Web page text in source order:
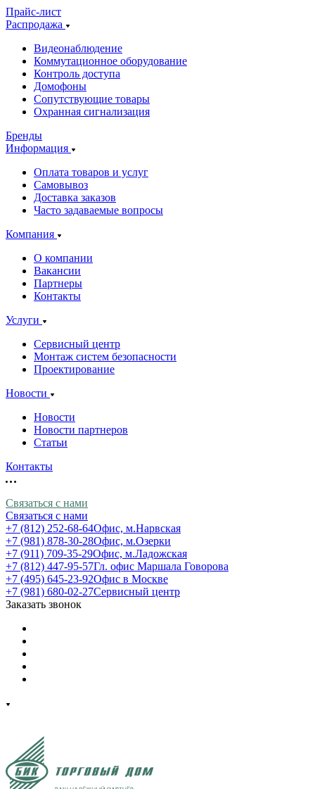
Прайс-лист
Распродажа
Видеонаблюдение
Коммутационное оборудование
Контроль доступа
Домофоны
Сопутствующие товары
Охранная сигнализация
Бренды
Информация
Оплата товаров и услуг
Самовывоз
Доставка заказов
Часто задаваемые вопросы
Компания
О компании
Вакансии
Партнеры
Контакты
Услуги
Сервисный центр
Монтаж систем безопасности
Проектирование
Новости
Новости
Новости партнеров
Статьи
Контакты
Связаться с нами
Связаться с нами
+7 (812) 252-68-64Офис, м.Нарвская
+7 (981) 878-30-28Офис, м.Озерки
+7 (911) 709-35-29Офис, м.Ладожская
+7 (812) 447-95-57Гл. офис Маршала Говорова
+7 (495) 645-23-92Офис в Москве
+7 (981) 680-02-27Сервисный центр
Заказать звонок